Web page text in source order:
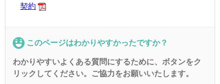
契約
このページはわかりやすかったですか？
わかりやすいよくある質問にするために、ボタンをク
リックしてください。ご協力をお願いいたします。